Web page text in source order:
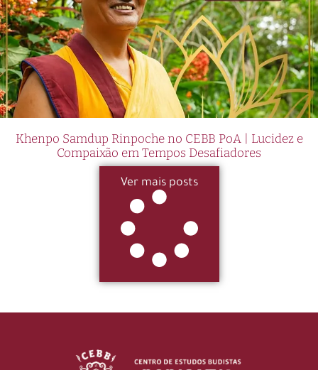
Khenpo Samdup Rinpoche no CEBB PoA | Lucidez e
Compaixão em Tempos Desafiadores
Ver mais posts